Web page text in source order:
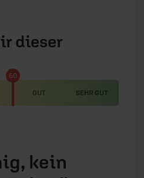
dieser
GUT SEHR GUT
50
kein